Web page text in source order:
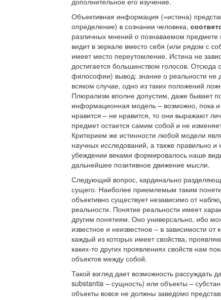
Объективная информация (=истина)
определение) в сознании человека,
различных мнений о познаваемом предмете
видит в зеркале вместо себя (или рядом с
имеет место переутомление. Истина не
достигается большинством голосов.
философии) вывод: знание о реальности
всяком случае, одно из таких положений
Плюрализм вполне допустим, даже бывает
информационная модель – возможно, пока и
нравится – не нравится, то они выражают
предмет остается самим собой и не
Критерием же истинности любой модели
научных исследований, а также правильно
убеждении веками формировалось наше
дальнейшее позитивное движение мысли.
Следующий вопрос, кардинально
сущего. Наиболее приемлемым таким
объективно существует независимо от
реальности. Понятие реальности имеет
другим понятиям. Оно универсально, ибо
известное и неизвестное – в зависимости от
каждый из которых имеет свойства,
каких-то других проявлениях свойств нам
объектов между собой.
Такой взгляд дает возможность рассуждать
substantia – сущность) или объекты –
объекты вовсе не должны заведомо